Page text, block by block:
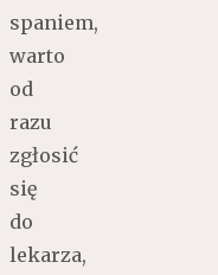
spaniem,
warto
od
razu
zgłosić
się
do
lekarza,